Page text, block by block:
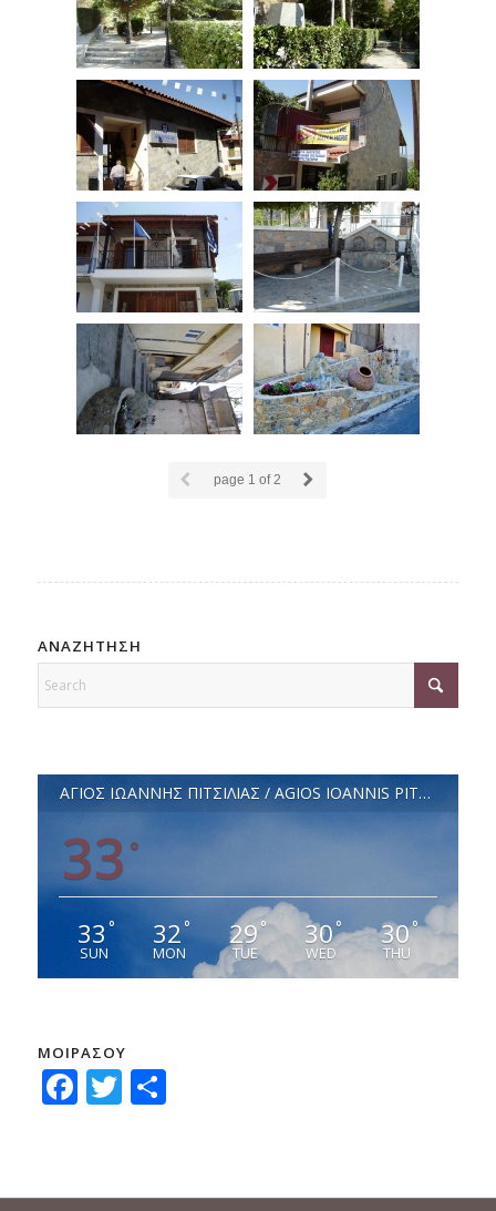
page 1 of 2
ΑΝΑΖΗΤΗΣΗ
ΑΓΙΟΣ ΙΩΑΝΝΗΣ ΠΙΤΣΙΛΙΑΣ / AGIOS IOANNIS PITSILIAS
33 °
33 °
SUN
32°
MON
29°
TUE
30°
WED
30°
THU
ΜΟΙΡΑΣΟΥ
Facebook
Twitter
Μοιραστείτε